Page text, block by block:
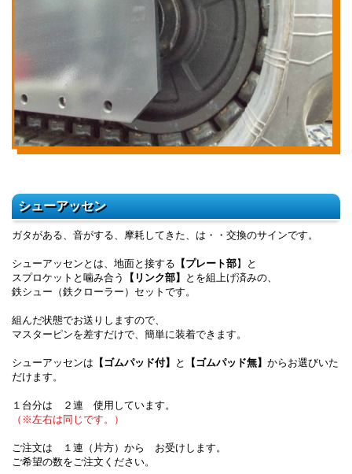
シューアッセン
ガタがある、音がする、摩耗してきた、は・・交換のサインです。
シューアッセンとは、地面と接する 【プレート部】と
スプロケットと噛み合う
【リンク部】
とを組上げ済みの、
鉄シュー（鉄クローラー）セットです。
組んだ状態でお送りしますので、
マスターピンを差すだけで、簡単に装着できます。
シューアッセンは 【ゴムパッド付】 と 【ゴムパッド無】 からお選びいた
だけます。
１台分は ２連 使用しています。
（※左右は同じです。）
ご注文は １連（片方）から お受けします。
ご希望の数をご注文ください。